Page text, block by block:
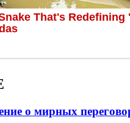
о мирных